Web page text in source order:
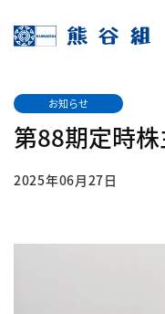
お知らせ
第88期定時
2025年06月27日